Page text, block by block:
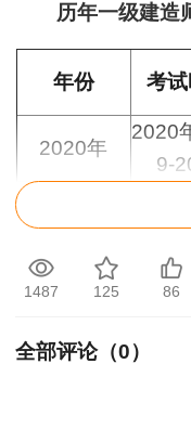
历年一级建造
年份 考试
2020年
2020
9-
2019
1-
2018年
2018
5-
2017年
建设工程教育网一
1487 125 86
全部评论（0）